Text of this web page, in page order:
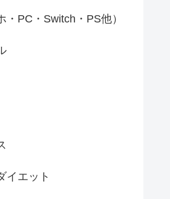
・PC・Switch・PS他）
イエット